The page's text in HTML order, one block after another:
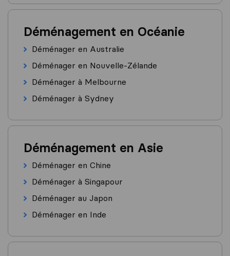
Déménagement en Océanie
Déménager en Australie
Déménager en Nouvelle-Zélande
Déménager à Melbourne
Déménager à Sydney
Déménagement en Asie
Déménager en Chine
Déménager à Singapour
Déménager au Japon
Déménager en Inde